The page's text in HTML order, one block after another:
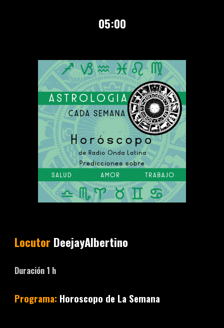
05:00
Locutor DeejayAlbertino
Duración 1 h
Programa: Horoscopo de La Semana